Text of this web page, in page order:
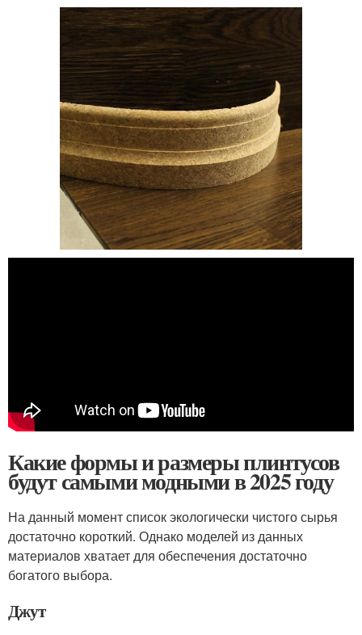
Какие формы и размеры плинтусов
будут самыми модными в 2025 году
На данный момент список экологически чистого сырья
достаточно короткий. Однако моделей из данных
материалов хватает для обеспечения достаточно
богатого выбора.
Джут